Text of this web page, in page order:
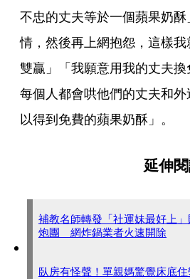
不忠的丈夫等於一個蘋果奶
情，然後再上網抱怨，這樣
雙贏」「我願意用我的丈夫
每個人都會哄他們的丈夫和
以得到免費的蘋果奶酥」。
延伸
補教名師轉發「社運妹最好上
炮團 網炸鍋業者火速開除
臥房有怪聲！單親媽驚覺床底